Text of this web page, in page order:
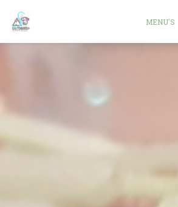
MENU'S